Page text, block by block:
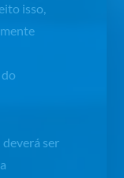
isso,
ser